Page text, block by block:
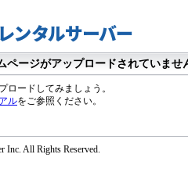
ページがアップロードされていませ
ロードしてみましょう。
ルをご参照ください。
Inc. All Rights Reserved.